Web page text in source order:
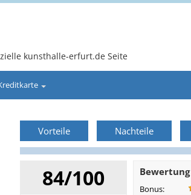
kunsthalle-erfurt.de Seite
Vorteile Nachteile
84/100 Bewertung
Bonus: